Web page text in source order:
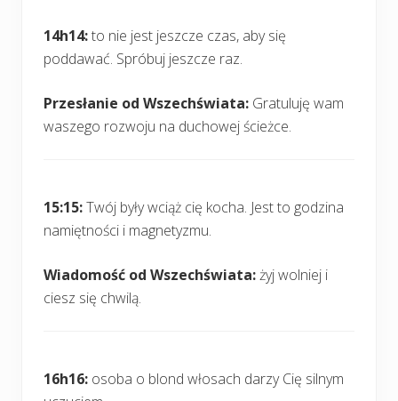
14h14:to nie jest jeszcze czas, aby się
poddawać. Spróbuj jeszcze raz.
Przesłanie od Wszechświata: Gratuluję wam
waszego rozwoju na duchowej ścieżce.
15:15:Twój były wciąż cię kocha. Jest to godzina
namiętności i magnetyzmu.
Wiadomość od Wszechświata:żyj wolniej i
ciesz się chwilą.
16h16: osoba o blond włosach darzy Cię silnym